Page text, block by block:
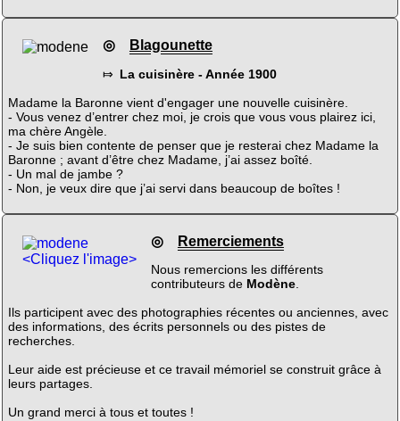
◎ Blagounette
⤇ La cuisinère - Année 1900
Madame la Baronne vient d'engager une nouvelle cuisinère.
- Vous venez d’entrer chez moi, je crois que vous vous plairez ici,
ma chère Angèle.
- Je suis bien contente de penser que je resterai chez Madame la
Baronne ; avant d’être chez Madame, j’ai assez boîté.
- Un mal de jambe ?
- Non, je veux dire que j’ai servi dans beaucoup de boîtes !
<Cliquez l'image>
◎ Remerciements
Nous remercions les différents
contributeurs de Modène.
Ils participent avec des photographies récentes ou anciennes, avec
des informations, des écrits personnels ou des pistes de
recherches.
Leur aide est précieuse et ce travail mémoriel se construit grâce à
leurs partages.
Un grand merci à tous et toutes !